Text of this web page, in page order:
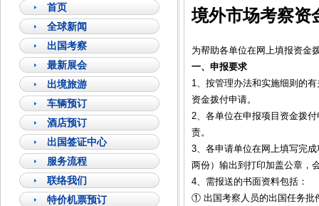
首页
全球新闻
出国考察
最新展会
出境旅游
车辆预订
酒店预订
出国签证中心
服务流程
联络我们
特价机票预订
境外市场考察
为帮助各单位在网上填报资金
一、申报要求
1、按管理办法和实施细则的
资金拨付申请。
2、各单位在申报项目资金拨
责。
3、各申请单位在网上填写完成
两份）输出到打印加盖公章，
4、需报送的书面资料包括：
① 出国考察人员的出国任务批